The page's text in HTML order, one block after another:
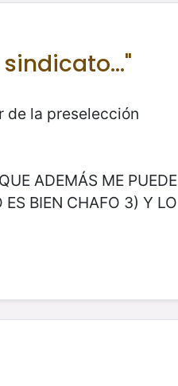
de la preselección
ADEMÁS ME PUEDE
BIEN CHAFO 3) Y LO